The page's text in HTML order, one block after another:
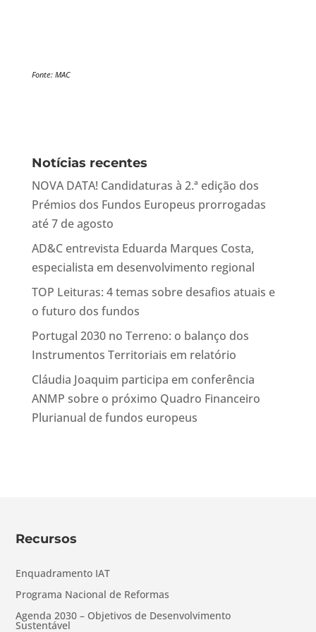
Fonte: MAC
Notícias recentes
NOVA DATA! Candidaturas à 2.ª edição dos
Prémios dos Fundos Europeus prorrogadas
até 7 de agosto
AD&C entrevista Eduarda Marques Costa,
especialista em desenvolvimento regional
TOP Leituras: 4 temas sobre desafios atuais e
o futuro dos fundos
Portugal 2030 no Terreno: o balanço dos
Instrumentos Territoriais em relatório
Cláudia Joaquim participa em conferência
ANMP sobre o próximo Quadro Financeiro
Plurianual de fundos europeus
Recursos
Enquadramento IAT
Programa Nacional de Reformas
Agenda 2030 – Objetivos de Desenvolvimento
Sustentável